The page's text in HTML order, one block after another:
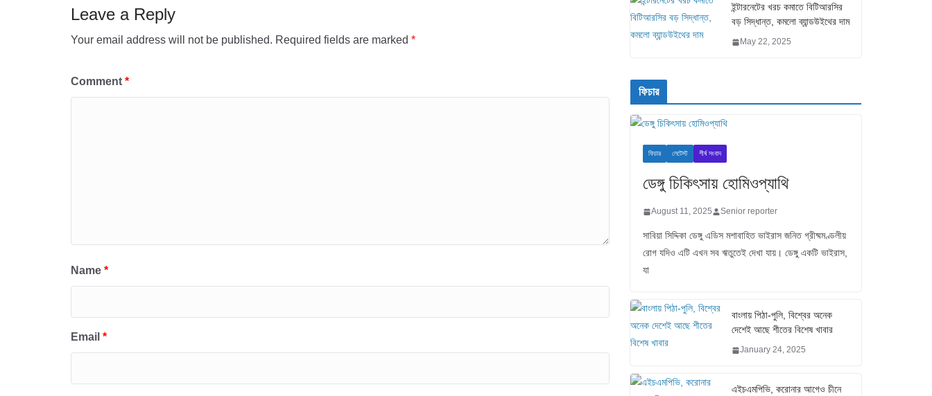
o
k
p
Leave a Reply
Your email address will not be published. Required fields are marked *
Comment *
Name *
Email *
ইন্টারনেটের খরচ কমাতে বিটিআরসির
বড় সিদ্ধান্ত, কমলো ব্যান্ডউইথের দাম
May 22, 2025
ফিচার
ফিচার লেটেস্ট শীর্ষ সংবাদ
ডেঙ্গু চিকিৎসায় হোমিওপ্যাথি
August 11, 2025 Senior reporter
সাবিয়া সিদ্দিকা ডেঙ্গু এডিস মশাবাহিত ভাইরাস জনিত গ্রীষ্মমণ্ডলীয়
রোগ যদিও এটি এখন সব ঋতুতেই দেখা যায়। ডেঙ্গু একটি ভাইরাস,
যা
বাংলায় পিঠা-পুলি, বিশ্বের অনেক
দেশেই আছে শীতের বিশেষ খাবার
January 24, 2025
এইচএমপিভি, করোনার আগেও চীনে